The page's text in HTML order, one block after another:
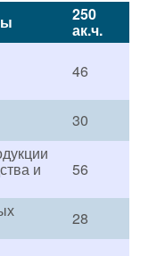
250
ак.ч.
46
30
и
56
28